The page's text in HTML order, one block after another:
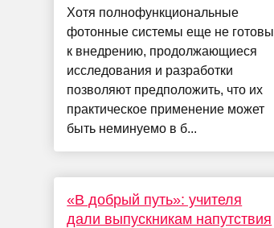
Хотя полнофункциональные
фотонные системы еще не готовы
к внедрению, продолжающиеся
исследования и разработки
позволяют предположить, что их
практическое применение может
быть неминуемо в б...
«В добрый путь»: учителя
дали выпускникам напутствия